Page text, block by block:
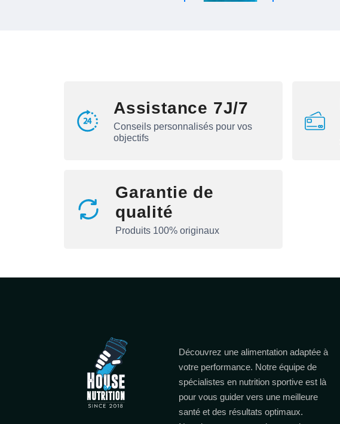
Assistance 7J/7
Conseils personnalisés pour vos
objectifs
Garantie de
qualité
Produits 100% originaux
Découvrez une alimentation adaptée à
votre performance. Notre équipe de
spécialistes en nutrition sportive est là
pour vous guider vers une meilleure
santé et des résultats optimaux.